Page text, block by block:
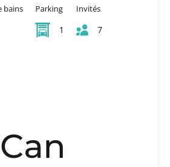
bains Parking
1
Invités
7